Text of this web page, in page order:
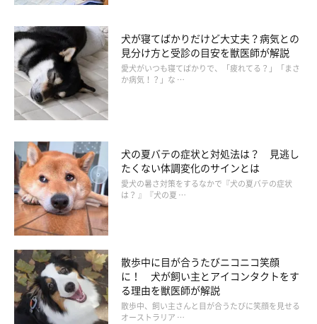
歯みがきに必要なもの
犬が寝てばかりだけど大丈夫？病気との
見分け方と受診の目安を獣医師が解説
愛犬がいつも寝てばかりで、「疲れてる？」「まさ
か病気！？」な …
犬の夏バテの症状と対処法は？ 見逃し
たくない体調変化のサインとは
愛犬の暑さ対策をするなかで『犬の夏バテの症状
は？ 』『犬の夏 …
散歩中に目が合うたびニコニコ笑顔
に！ 犬が飼い主とアイコンタクトをす
る理由を獣医師が解説
散歩中、飼い主さんと目が合うたびに笑顔を見せる
オーストラリア …